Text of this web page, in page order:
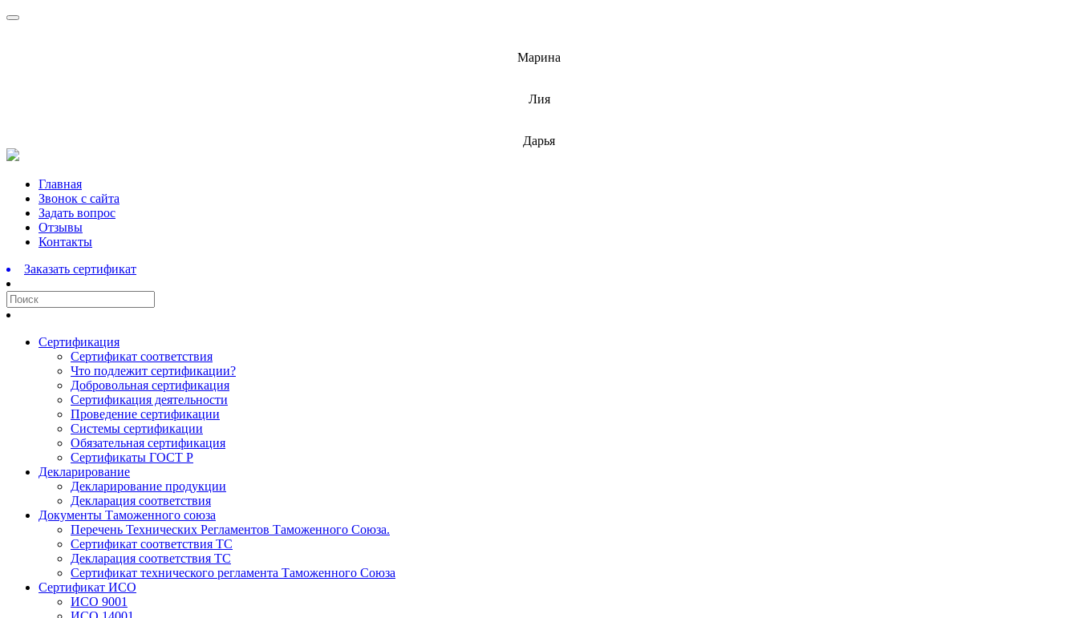
Марина
Лия
Дарья
Перейти
содержимому
Главная
Звонок с сайта
Задать вопрос
Отзывы
Контакты
Заказать сертификат
Сертификация
Сертификат соответствия
Что подлежит сертификации?
Добровольная сертификация
Сертификация деятельности
Проведение сертификации
Системы сертификации
Обязательная сертификация
Сертификаты ГОСТ Р
Декларирование
Декларирование продукции
Декларация соответствия
Документы Таможенного союза
Перечень Технических Регламентов Таможенного Союза.
Сертификат соответствия ТС
Декларация соответствия ТС
Сертификат технического регламента Таможенного Союза
Сертификат ИСО
ИСО 9001